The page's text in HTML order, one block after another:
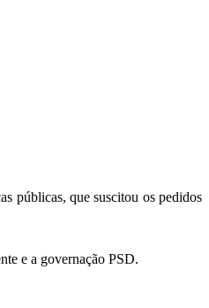
públicas, que suscitou os pedidos
e a governação PSD.